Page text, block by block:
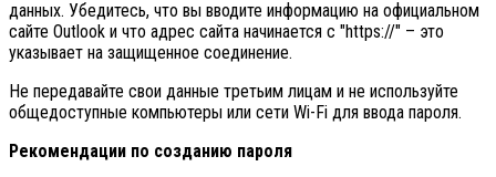
данных. Убедитесь, что вы вводите информацию на официальном
сайте Outlook и что адрес сайта начинается с "https://" – это
указывает на защищенное соединение.
Не передавайте свои данные третьим лицам и не используйте
общедоступные компьютеры или сети Wi-Fi для ввода пароля.
Рекомендации по созданию пароля